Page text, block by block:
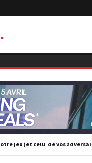
.
jeu (et celui de vos